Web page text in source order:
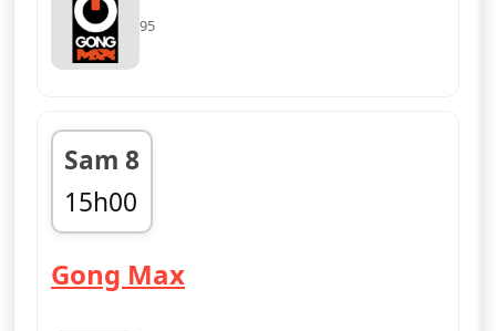
95
Sam 8
15h00
fin 18h00
Gong Max— Gong Max